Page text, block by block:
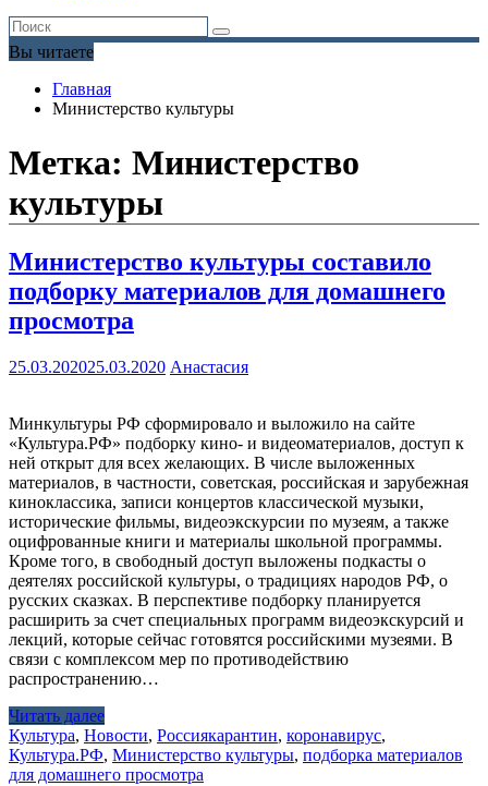
Вы читаете
Главная
Министерство культуры
Метка: Министерство
культуры
Министерство культуры составило
подборку материалов для домашнего
просмотра
25.03.202025.03.2020 Анастасия
Минкультуры РФ сформировало и выложило на сайте
«Культура.РФ» подборку кино- и видеоматериалов, доступ к
ней открыт для всех желающих. В числе выложенных
материалов, в частности, советская, российская и зарубежная
киноклассика, записи концертов классической музыки,
исторические фильмы, видеоэкскурсии по музеям, а также
оцифрованные книги и материалы школьной программы.
Кроме того, в свободный доступ выложены подкасты о
деятелях российской культуры, о традициях народов РФ, о
русских сказках. В перспективе подборку планируется
расширить за счет специальных программ видеоэкскурсий и
лекций, которые сейчас готовятся российскими музеями. В
связи с комплексом мер по противодействию
распространению…
Читать далее
Культура, Новости, Россиякарантин, коронавирус,
Культура.РФ, Министерство культуры, подборка материалов
для домашнего просмотра